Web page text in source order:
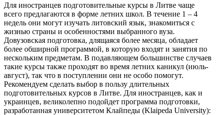
Для иностранцев подготовительные курсы в Литве чаще
всего предлагаются в форме летних школ. В течение 1 – 4
недель они могут изучать литовский язык, знакомиться с
жизнью страны и особенностями выбранного вуза.
Довузовская подготовка, длящаяся более месяца, обладает
более обширной программой, в которую входят и занятия по
нескольким предметам. В подавляющем большинстве случаев
такие курсы также проходят во время летних каникул (июль-
август), так что в поступлении они не особо помогут.
Рекомендуем сделать выбор в пользу длительных
подготовительных курсов в Литве. Для иностранцев, как и
украинцев, великолепно подойдет программа подготовки,
разработанная университетом Клайпеды (Klaipeda University):